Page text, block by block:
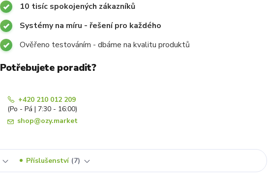
10 tisíc spokojených zákazníků
Systémy na míru - řešení pro každého
Ověřeno testováním - dbáme na kvalitu produktů
Potřebujete poradit?
+420 210 012 209
(Po - Pá | 7:30 - 16:00)
shop@ozy.market
Příslušenství 7